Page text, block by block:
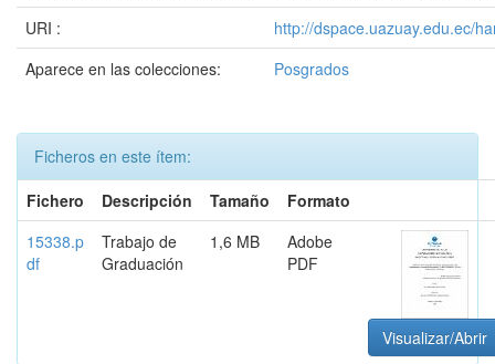
URI :
http://dspace.uazuay.edu.ec/
Aparece en las colecciones:
Posgrados
Ficheros en este ítem:
Fichero
Descripción Tamaño
Formato
15338.p
df
Trabajo de
Graduación
1,6 MB
Adobe
PDF
Visualizar/Abrir